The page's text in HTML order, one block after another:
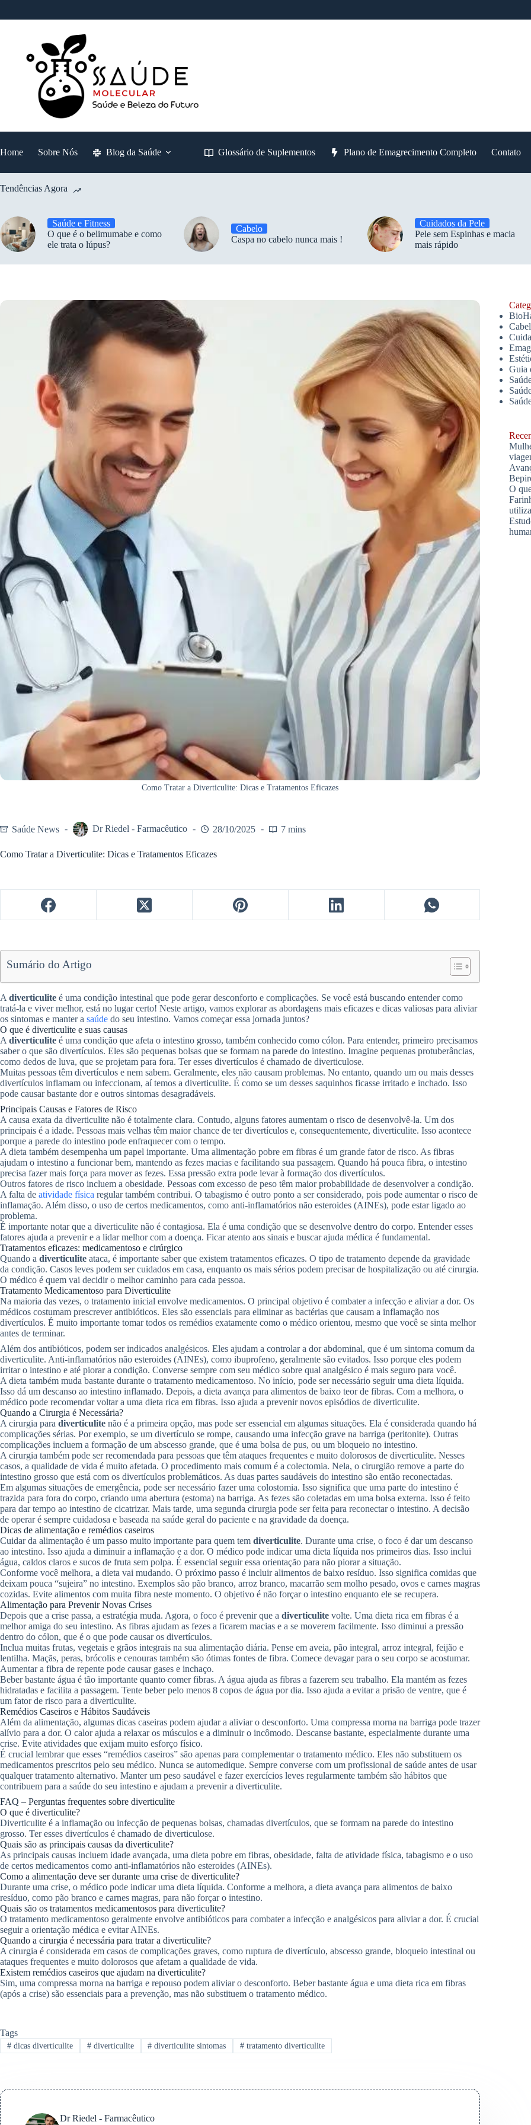
Home Sobre Nós Blog da Saúde Glossário de Suplementos Plano de Emagrecimento Completo Contato
Tendências Agora
Saúde e Fitness
O que é o belimumabe e como
ele trata o lúpus?
Cabelo
Caspa no cabelo nunca mais !
Cuidados da Pele
Pele sem Espinhas e macia
mais rápido
Como Tratar a Diverticulite: Dicas e Tratamentos Eficazes
Saúde News Dr Riedel - Farmacêutico 28/10/2025 7 mins
Como Tratar a Diverticulite: Dicas e Tratamentos Eficazes
Sumário do Artigo
Adiverticulite é uma condição intestinal que pode gerar desconforto e complicações. Se você está buscando entender como
tratá-la e viver melhor, está no lugar certo! Neste artigo, vamos explorar as abordagens mais eficazes e dicas valiosas para aliviar
os sintomas e manter a saúde do seu intestino. Vamos começar essa jornada juntos?
O que é diverticulite e suas causas
Adiverticulite é uma condição que afeta o intestino grosso, também conhecido como cólon. Para entender, primeiro precisamos
saber o que são divertículos. Eles são pequenas bolsas que se formam na parede do intestino. Imagine pequenas protuberâncias,
como dedos de luva, que se projetam para fora. Ter esses divertículos é chamado de diverticulose.
Muitas pessoas têm divertículos e nem sabem. Geralmente, eles não causam problemas. No entanto, quando um ou mais desses
divertículos inflamam ou infeccionam, aí temos a diverticulite. É como se um desses saquinhos ficasse irritado e inchado. Isso
pode causar bastante dor e outros sintomas desagradáveis.
Principais Causas e Fatores de Risco
A causa exata da diverticulite não é totalmente clara. Contudo, alguns fatores aumentam o risco de desenvolvê-la. Um dos
principais é a idade. Pessoas mais velhas têm maior chance de ter divertículos e, consequentemente, diverticulite. Isso acontece
porque a parede do intestino pode enfraquecer com o tempo.
A dieta também desempenha um papel importante. Uma alimentação pobre em fibras é um grande fator de risco. As fibras
ajudam o intestino a funcionar bem, mantendo as fezes macias e facilitando sua passagem. Quando há pouca fibra, o intestino
precisa fazer mais força para mover as fezes. Essa pressão extra pode levar à formação dos divertículos.
Outros fatores de risco incluem a obesidade. Pessoas com excesso de peso têm maior probabilidade de desenvolver a condição.
A falta de atividade física regular também contribui. O tabagismo é outro ponto a ser considerado, pois pode aumentar o risco de
inflamação. Além disso, o uso de certos medicamentos, como anti-inflamatórios não esteroides (AINEs), pode estar ligado ao
problema.
É importante notar que a diverticulite não é contagiosa. Ela é uma condição que se desenvolve dentro do corpo. Entender esses
fatores ajuda a prevenir e a lidar melhor com a doença. Ficar atento aos sinais e buscar ajuda médica é fundamental.
Tratamentos eficazes: medicamentoso e cirúrgico
Quando a diverticulite ataca, é importante saber que existem tratamentos eficazes. O tipo de tratamento depende da gravidade
da condição. Casos leves podem ser cuidados em casa, enquanto os mais sérios podem precisar de hospitalização ou até cirurgia.
O médico é quem vai decidir o melhor caminho para cada pessoa.
Tratamento Medicamentoso para Diverticulite
Na maioria das vezes, o tratamento inicial envolve medicamentos. O principal objetivo é combater a infecção e aliviar a dor. Os
médicos costumam prescrever antibióticos. Eles são essenciais para eliminar as bactérias que causam a inflamação nos
divertículos. É muito importante tomar todos os remédios exatamente como o médico orientou, mesmo que você se sinta melhor
antes de terminar.
Além dos antibióticos, podem ser indicados analgésicos. Eles ajudam a controlar a dor abdominal, que é um sintoma comum da
diverticulite. Anti-inflamatórios não esteroides (AINEs), como ibuprofeno, geralmente são evitados. Isso porque eles podem
irritar o intestino e até piorar a condição. Converse sempre com seu médico sobre qual analgésico é mais seguro para você.
A dieta também muda bastante durante o tratamento medicamentoso. No início, pode ser necessário seguir uma dieta líquida.
Isso dá um descanso ao intestino inflamado. Depois, a dieta avança para alimentos de baixo teor de fibras. Com a melhora, o
médico pode recomendar voltar a uma dieta rica em fibras. Isso ajuda a prevenir novos episódios de diverticulite.
Quando a Cirurgia é Necessária?
A cirurgia para diverticulite não é a primeira opção, mas pode ser essencial em algumas situações. Ela é considerada quando há
complicações sérias. Por exemplo, se um divertículo se rompe, causando uma infecção grave na barriga (peritonite). Outras
complicações incluem a formação de um abscesso grande, que é uma bolsa de pus, ou um bloqueio no intestino.
A cirurgia também pode ser recomendada para pessoas que têm ataques frequentes e muito dolorosos de diverticulite. Nesses
casos, a qualidade de vida é muito afetada. O procedimento mais comum é a colectomia. Nela, o cirurgião remove a parte do
intestino grosso que está com os divertículos problemáticos. As duas partes saudáveis do intestino são então reconectadas.
Em algumas situações de emergência, pode ser necessário fazer uma colostomia. Isso significa que uma parte do intestino é
trazida para fora do corpo, criando uma abertura (estoma) na barriga. As fezes são coletadas em uma bolsa externa. Isso é feito
para dar tempo ao intestino de cicatrizar. Mais tarde, uma segunda cirurgia pode ser feita para reconectar o intestino. A decisão
de operar é sempre cuidadosa e baseada na saúde geral do paciente e na gravidade da doença.
Dicas de alimentação e remédios caseiros
Cuidar da alimentação é um passo muito importante para quem tem diverticulite. Durante uma crise, o foco é dar um descanso
ao intestino. Isso ajuda a diminuir a inflamação e a dor. O médico pode indicar uma dieta líquida nos primeiros dias. Isso inclui
água, caldos claros e sucos de fruta sem polpa. É essencial seguir essa orientação para não piorar a situação.
Conforme você melhora, a dieta vai mudando. O próximo passo é incluir alimentos de baixo resíduo. Isso significa comidas que
deixam pouca “sujeira” no intestino. Exemplos são pão branco, arroz branco, macarrão sem molho pesado, ovos e carnes magras
cozidas. Evite alimentos com muita fibra neste momento. O objetivo é não forçar o intestino enquanto ele se recupera.
Alimentação para Prevenir Novas Crises
Depois que a crise passa, a estratégia muda. Agora, o foco é prevenir que a diverticulite volte. Uma dieta rica em fibras é a
melhor amiga do seu intestino. As fibras ajudam as fezes a ficarem macias e a se moverem facilmente. Isso diminui a pressão
dentro do cólon, que é o que pode causar os divertículos.
Inclua muitas frutas, vegetais e grãos integrais na sua alimentação diária. Pense em aveia, pão integral, arroz integral, feijão e
lentilha. Maçãs, peras, brócolis e cenouras também são ótimas fontes de fibra. Comece devagar para o seu corpo se acostumar.
Aumentar a fibra de repente pode causar gases e inchaço.
Beber bastante água é tão importante quanto comer fibras. A água ajuda as fibras a fazerem seu trabalho. Ela mantém as fezes
hidratadas e facilita a passagem. Tente beber pelo menos 8 copos de água por dia. Isso ajuda a evitar a prisão de ventre, que é
um fator de risco para a diverticulite.
Remédios Caseiros e Hábitos Saudáveis
Além da alimentação, algumas dicas caseiras podem ajudar a aliviar o desconforto. Uma compressa morna na barriga pode trazer
alívio para a dor. O calor ajuda a relaxar os músculos e a diminuir o incômodo. Descanse bastante, especialmente durante uma
crise. Evite atividades que exijam muito esforço físico.
É crucial lembrar que esses “remédios caseiros” são apenas para complementar o tratamento médico. Eles não substituem os
medicamentos prescritos pelo seu médico. Nunca se automedique. Sempre converse com um profissional de saúde antes de usar
qualquer tratamento alternativo. Manter um peso saudável e fazer exercícios leves regularmente também são hábitos que
contribuem para a saúde do seu intestino e ajudam a prevenir a diverticulite.
FAQ – Perguntas frequentes sobre diverticulite
O que é diverticulite?
Diverticulite é a inflamação ou infecção de pequenas bolsas, chamadas divertículos, que se formam na parede do intestino
grosso. Ter esses divertículos é chamado de diverticulose.
Quais são as principais causas da diverticulite?
As principais causas incluem idade avançada, uma dieta pobre em fibras, obesidade, falta de atividade física, tabagismo e o uso
de certos medicamentos como anti-inflamatórios não esteroides (AINEs).
Como a alimentação deve ser durante uma crise de diverticulite?
Durante uma crise, o médico pode indicar uma dieta líquida. Conforme a melhora, a dieta avança para alimentos de baixo
resíduo, como pão branco e carnes magras, para não forçar o intestino.
Quais são os tratamentos medicamentosos para diverticulite?
O tratamento medicamentoso geralmente envolve antibióticos para combater a infecção e analgésicos para aliviar a dor. É crucial
seguir a orientação médica e evitar AINEs.
Quando a cirurgia é necessária para tratar a diverticulite?
A cirurgia é considerada em casos de complicações graves, como ruptura de divertículo, abscesso grande, bloqueio intestinal ou
ataques frequentes e muito dolorosos que afetam a qualidade de vida.
Existem remédios caseiros que ajudam na diverticulite?
Sim, uma compressa morna na barriga e repouso podem aliviar o desconforto. Beber bastante água e uma dieta rica em fibras
(após a crise) são essenciais para a prevenção, mas não substituem o tratamento médico.
Tags
#dicas diverticulite #diverticulite # diverticulite sintomas # tratamento diverticulite
Dr Riedel - Farmacêutico
Guia
O